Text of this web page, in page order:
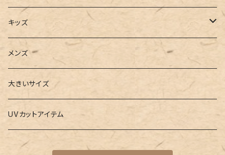
2点セット
3点セット
4点セット
5点セット
ラッシュガード
ウォレット
カードケース
キーケース
メガネチェーン
ベルト
ヨガソックス
ヨガグッズ
ヨガマット
キッズ
Girls
水着
バレー
Boys
水着
グッズ
プールバッグ
キッズスーツ
メンズ
大きいサイズ
UVカットアイテム